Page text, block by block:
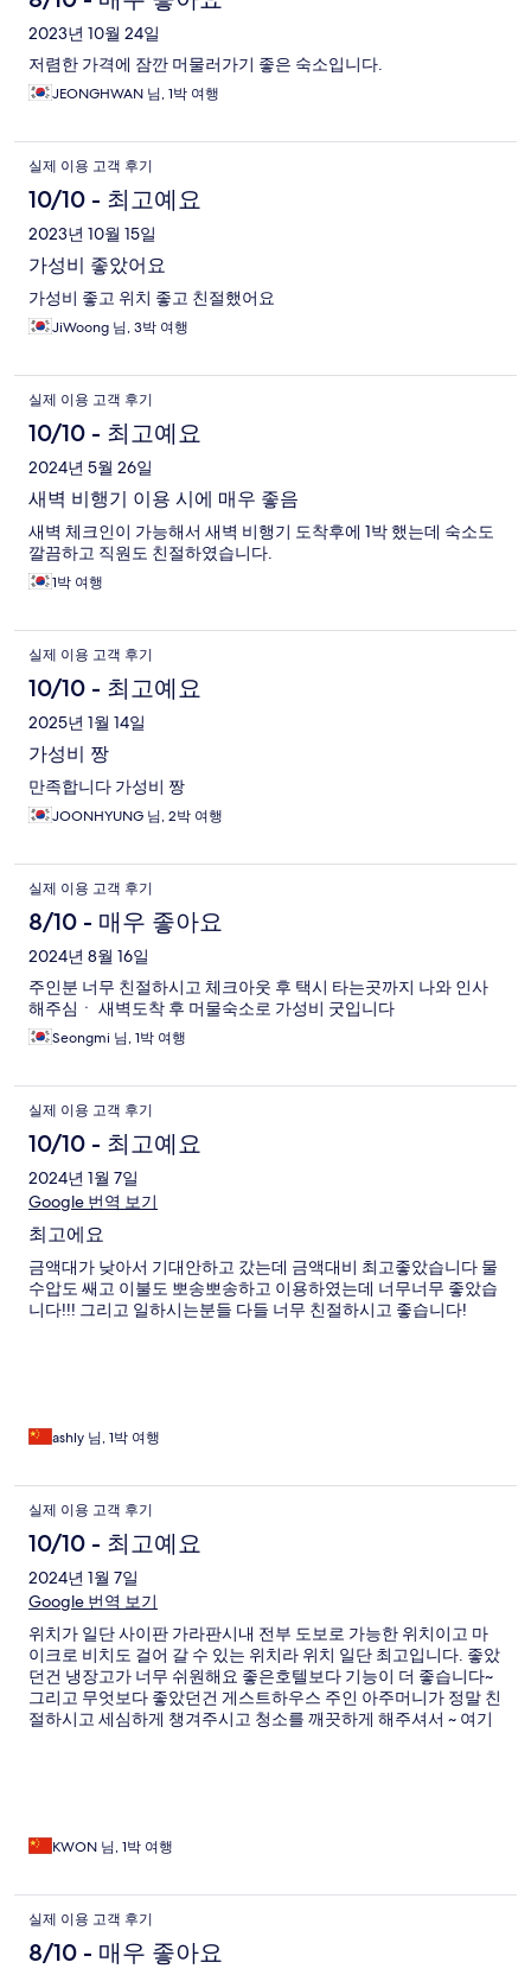
후
기
2023년 10월 24일
저렴한 가격에 잠깐 머물러가기 좋은 숙소입니다.
JEONGHWAN 님, 1박 여행
실제 이용 고객 후기
10/10 - 최고예요
2023년 10월 15일
가성비 좋았어요
가성비 좋고 위치 좋고 친절했어요
JiWoong 님, 3박 여행
실제 이용 고객 후기
10/10 - 최고예요
2024년 5월 26일
새벽 비행기 이용 시에 매우 좋음
새벽 체크인이 가능해서 새벽 비행기 도착후에 1박 했는데 숙소도
깔끔하고 직원도 친절하였습니다.
1박 여행
실제 이용 고객 후기
10/10 - 최고예요
2025년 1월 14일
가성비 짱
만족합니다 가성비 짱
JOONHYUNG 님, 2박 여행
실제 이용 고객 후기
8/10 - 매우 좋아요
2024년 8월 16일
주인분 너무 친절하시고 체크아웃 후 택시 타는곳까지 나와 인사
해주심ㆍ 새벽도착 후 머물숙소로 가성비 굿입니다
Seongmi 님, 1박 여행
실제 이용 고객 후기
10/10 - 최고예요
2024년 1월 7일
Google 번역 보기
최고에요
금액대가 낮아서 기대안하고 갔는데 금액대비 최고좋았습니다 물
수압도 쌔고 이불도 뽀송뽀송하고 이용하였는데 너무너무 좋았습
니다!!! 그리고 일하시는분들 다들 너무 친절하시고 좋습니다!
ashly 님, 1박 여행
실제 이용 고객 후기
10/10 - 최고예요
2024년 1월 7일
Google 번역 보기
위치가 일단 사이판 가라판시내 전부 도보로 가능한 위치이고 마
이크로 비치도 걸어 갈 수 있는 위치라 위치 일단 최고입니다. 좋았
던건 냉장고가 너무 쉬원해요 좋은호텔보다 기능이 더 좋습니다~
그리고 무엇보다 좋았던건 게스트하우스 주인 아주머니가 정말 친
절하시고 세심하게 챙겨주시고 청소를 깨끗하게 해주셔서 ~ 여기
KWON 님, 1박 여행
실제 이용 고객 후기
8/10 - 매우 좋아요